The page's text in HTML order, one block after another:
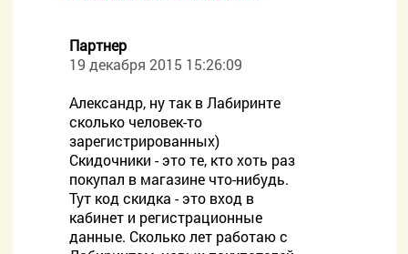
Партнер
19 декабря 2015 15:26:09
Александр, ну так в Лабиринте
сколько человек-то
зарегистрированных)
Скидочники - это те, кто хоть раз
покупал в магазине что-нибудь.
Тут код скидка - это вход в
кабинет и регистрационные
данные. Сколько лет работаю с